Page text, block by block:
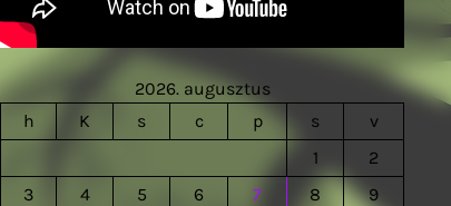
2026. augusztus
h
K s c p s
v
1
2
3
4 5 6 7 8
9